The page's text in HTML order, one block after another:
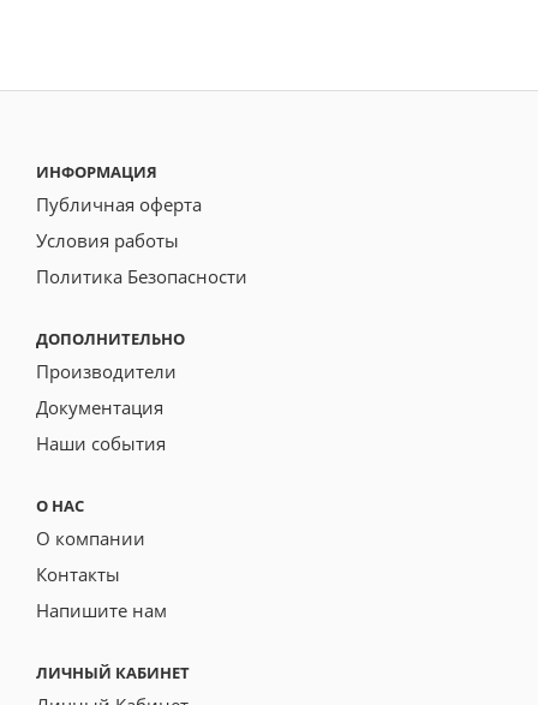
ИНФОРМАЦИЯ
Публичная оферта
Условия работы
Политика Безопасности
ДОПОЛНИТЕЛЬНО
Производители
Документация
Наши события
О НАС
О компании
Контакты
Напишите нам
ЛИЧНЫЙ КАБИНЕТ